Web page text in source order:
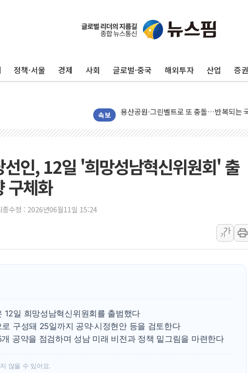
정책·서울 경제 사회 글로벌·중국 해외투자 산업 증
속보
신길동 신축도 3.3㎡당 7250만원…써밋
[AI 부동산 투데이] 특공 전략도 '극과 극
[코인시황] 비트코인 6만4000달러대 횡
'찜통더위'에 전력수요 역대 최고치 경신…
후티 반군, 예멘 정부군과 사우디 동시 공
태국 학교서 중학생 총기 난사...최소 7명 사
40.2도 찍은 서울 등 폭염중대경보 해제…
워트, 상반기 영업이익 30억원
프롬바이오, 10일 거래 재개…"재무구조 개
NH농협생명, 농작업 중 온열질환 보장…
선인, 12일 '희망성남혁신위원회' 출
구체화
종수정 : 2026년06월11일 15:24
가
가
12일 희망성남혁신위원회를 출범했다
구성돼 25일까지 공약·시정현안 등을 검토한다
개 공약을 점검하며 성남 미래 비전과 정책 밑그림을 마련한다
않을 수 있어요.